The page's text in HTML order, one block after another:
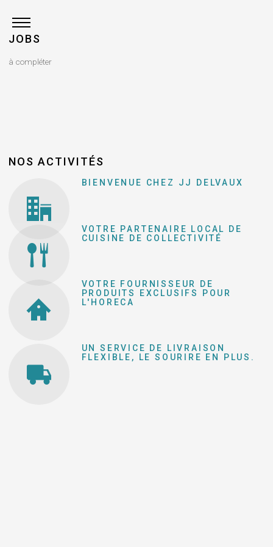
JOBS
à compléter
NOS ACTIVITÉS
BIENVENUE CHEZ JJ DELVAUX
VOTRE PARTENAIRE LOCAL DE
CUISINE DE COLLECTIVITÉ
VOTRE FOURNISSEUR DE
PRODUITS EXCLUSIFS POUR
L'HORECA
UN SERVICE DE LIVRAISON
FLEXIBLE, LE SOURIRE EN PLUS.